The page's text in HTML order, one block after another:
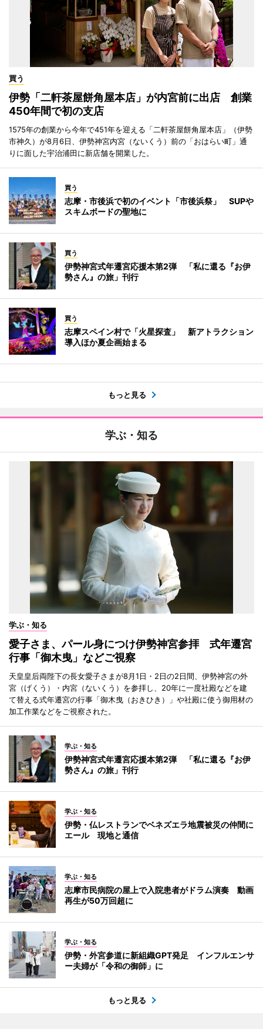
買う
伊勢「二軒茶屋餅角屋本店」が内宮前に出店 創業
450年間で初の支店
1575年の創業から今年で451年を迎える「二軒茶屋餅角屋本店」（伊勢
市神久）が8月6日、伊勢神宮内宮（ないくう）前の「おはらい町」通
りに面した宇治浦田に新店舗を開業した。
買う
志摩・市後浜で初のイベント「市後浜祭」 SUPや
スキムボードの聖地に
買う
伊勢神宮式年遷宮応援本第2弾 「私に還る『お伊
勢さん』の旅」刊行
買う
志摩スペイン村で「火星探査」 新アトラクション
導入ほか夏企画始まる
もっと見る
学ぶ・知る
学ぶ・知る
愛子さま、パール身につけ伊勢神宮参拝 式年遷宮
行事「御木曳」などご視察
天皇皇后両陛下の長女愛子さまが8月1日・2日の2日間、伊勢神宮の外
宮（げくう）・内宮（ないくう）を参拝し、20年に一度社殿などを建
て替える式年遷宮の行事「御木曳（おきひき）」や社殿に使う御用材の
加工作業などをご視察された。
学ぶ・知る
伊勢神宮式年遷宮応援本第2弾 「私に還る『お伊
勢さん』の旅」刊行
学ぶ・知る
伊勢・仏レストランでベネズエラ地震被災の仲間に
エール 現地と通信
学ぶ・知る
志摩市民病院の屋上で入院患者がドラム演奏 動画
再生が50万回超に
学ぶ・知る
伊勢・外宮参道に新組織GPT発足 インフルエンサ
ー夫婦が「令和の御師」に
もっと見る